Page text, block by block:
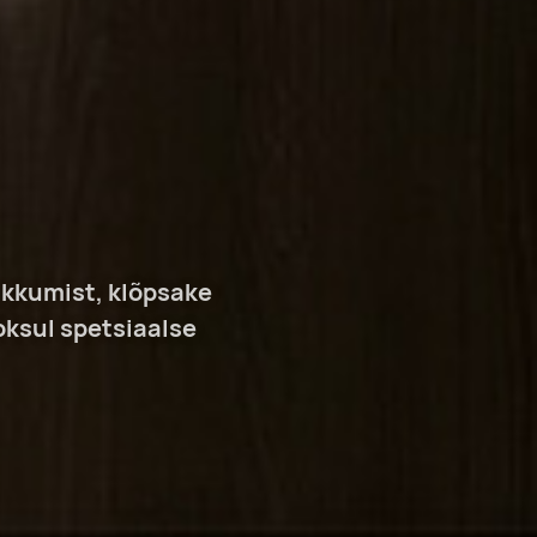
klõpsake
spetsiaalse